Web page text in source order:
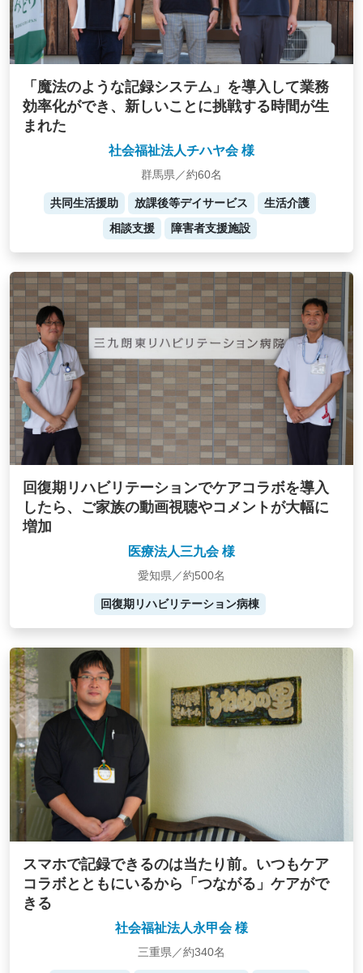
「魔法のような記録システム」を導入して業務
効率化ができ、新しいことに挑戦する時間が生
まれた
社会福祉法人チハヤ会 様
群馬県／約60名
共同生活援助 放課後等デイサービス
生活介護
相談支援
障害者支援施設
回復期リハビリテーションでケアコラボを導入
したら、ご家族の動画視聴やコメントが大幅に
増加
医療法人三九会 様
愛知県／約500名
回復期リハビリテーション病棟
スマホで記録できるのは当たり前。いつもケア
コラボとともにいるから「つながる」ケアがで
きる
社会福祉法人永甲会 様
三重県／約340名